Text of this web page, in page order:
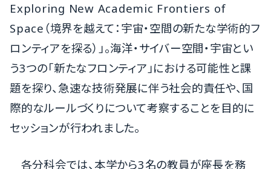
Exploring New Academic Frontiers of
Space（境界を越えて：宇宙・空間の新たな学術的フ
ロンティアを探る）」。海洋・サイバー空間・宇宙とい
う3つの「新たなフロンティア」における可能性と課
題を探り、急速な技術発展に伴う社会的責任や、国
際的なルールづくりについて考察することを目的に
セッションが行われました。
各分科会では、本学から3名の教員が座長を務